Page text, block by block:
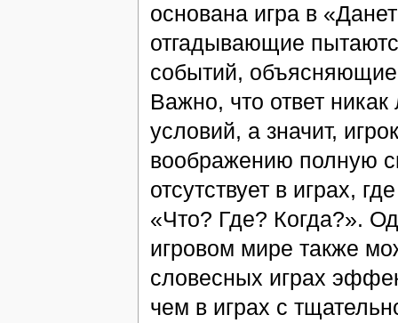
основана игра в
отгадывающие
событий,
Важно, что ответ
условий, а значит,
воображению полную
отсутствует в играх,
«Что? Где? Когда?».
игровом мире также
словесных играх
чем в играх с